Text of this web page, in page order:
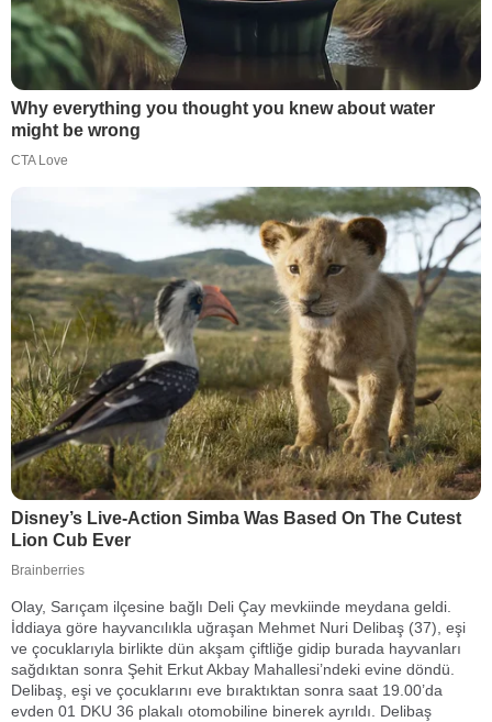
Olay, Sarıçam ilçesine bağlı Deli Çay mevkiinde meydana geldi.
İddiaya göre hayvancılıkla uğraşan Mehmet Nuri Delibaş (37), eşi
ve çocuklarıyla birlikte dün akşam çiftliğe gidip burada hayvanları
sağdıktan sonra Şehit Erkut Akbay Mahallesi’ndeki evine döndü.
Delibaş, eşi ve çocuklarını eve bıraktıktan sonra saat 19.00’da
evden 01 DKU 36 plakalı otomobiline binerek ayrıldı. Delibaş